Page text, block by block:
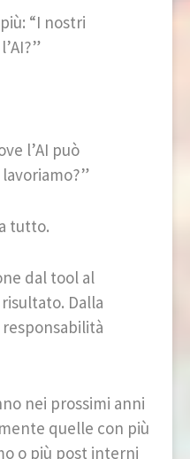
“I nostri
l’AI può
tutto.
dal tool al
Dalla
nei prossimi anni
quelle con più
o più post interni